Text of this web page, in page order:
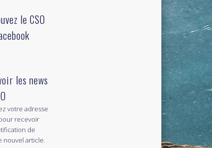
le CSO
les news
votre adresse
recevoir
de
nouvel article.